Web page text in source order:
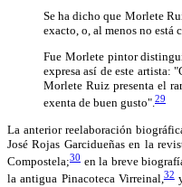
Se ha dicho que Morlete
exacto, o, al menos no está
Fue Morlete pintor
expresa así de este artista:
Morlete Ruiz presenta el
exenta de buen gusto".29
La anterior reelaboración
José Rojas Garcidueñas en la
Compostela;30 en la breve
la antigua Pinacoteca Virreinal,32